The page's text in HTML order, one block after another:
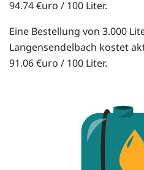
94.74 €uro / 100 Liter.
Eine Bestellung von 3.000
Langensendelbach kostet
91.06 €uro / 100 Liter.